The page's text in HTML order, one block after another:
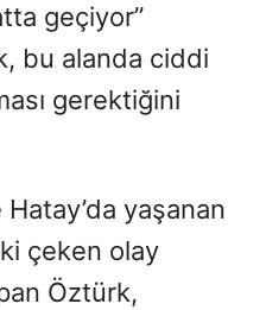
geçiyor”
bu alanda ciddi
gerektiğini
yaşanan
çeken olay
Öztürk,